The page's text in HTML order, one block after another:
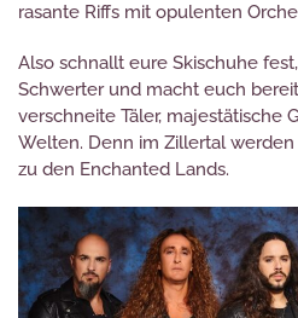
rasante Riffs mit opulenten
Also schnallt eure Skischuhe
Schwerter und macht euch
verschneite Täler, majestätische
Welten. Denn im Zillertal
zu den Enchanted Lands.